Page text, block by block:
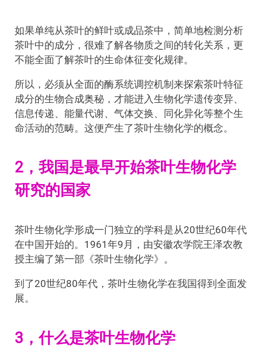
如果单纯从茶叶的鲜叶或成品茶中，简单地检测分析
茶叶中的成分，很难了解各物质之间的转化关系，更
不能全面了解茶叶的生命体征变化规律。
所以，必须从全面的酶系统调控机制来探索茶叶特征
成分的生物合成奥秘，才能进入生物化学遗传变异、
信息传递、能量代谢、气体交换、同化异化等整个生
命活动的范畴。这便产生了茶叶生物化学的概念。
2，我国是最早开始茶叶生物化学
研究的国家
茶叶生物化学形成一门独立的学科是从20世纪60年代
在中国开始的。1961年9月，由安徽农学院王泽农教
授主编了第一部《茶叶生物化学》。
到了20世纪80年代，茶叶生物化学在我国得到全面发
展。
3，什么是茶叶生物化学